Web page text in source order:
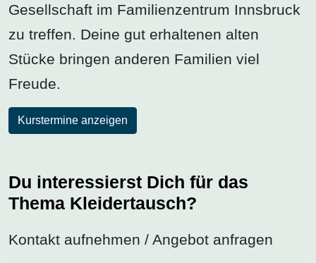
Gesellschaft im Familienzentrum Innsbruck
zu treffen. Deine gut erhaltenen alten
Stücke bringen anderen Familien viel
Freude.
Kurstermine anzeigen
Du interessierst Dich für das
Thema Kleidertausch?
Kontakt aufnehmen / Angebot anfragen